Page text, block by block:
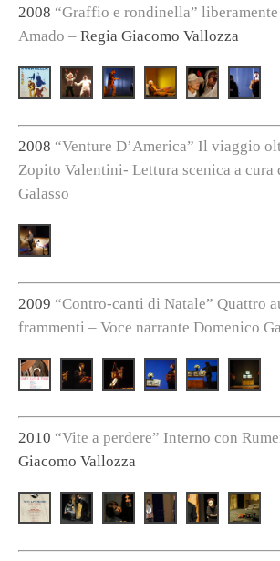
2008 “Graffio e rondinella”
Amado – Regia Giacomo Vallozza
2008 “Venture D’America” Il viaggio
Zopito Valentini- Lettura scenica a cura
Galasso
2009 “Contro-canti di Natale” Quattro
frammenti – Voce narrante Domenico
2010 “Vite a perdere” Interno con
Giacomo Vallozza